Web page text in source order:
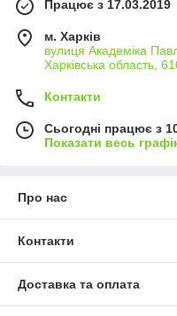
Працює з 17.03.2019
м. Харків
вулиця Академіка
Харківська область,
Контакти
Сьогодні працює з
Показати весь
Про нас
Контакти
Доставка та оплата